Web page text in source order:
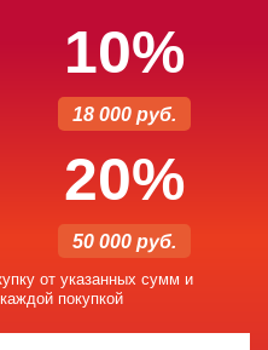
10%
18 000 руб.
20%
50 000 руб.
от указанных сумм и
покупкой